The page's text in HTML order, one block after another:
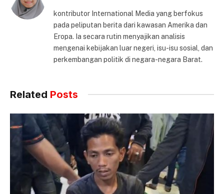
kontributor International Media yang berfokus
pada peliputan berita dari kawasan Amerika dan
Eropa. Ia secara rutin menyajikan analisis
mengenai kebijakan luar negeri, isu-isu sosial, dan
perkembangan politik di negara-negara Barat.
Related Posts